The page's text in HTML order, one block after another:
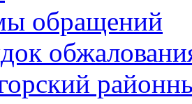
обращений